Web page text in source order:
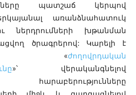
պատշաճ կերպով
առանձնահատուկ
ներդրումների խթանման
ծրագրերով: Կարելի է
«ժողովրդական
»՝ վերականգնելով
հարաբերությունները